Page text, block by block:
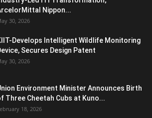
Nippon...
30, 2026
Develops Intelligent Wildlife Monitoring
Secures Design Patent
30, 2026
Environment Minister Announces Birth
Three Cheetah Cubs at Kuno...
18, 2026